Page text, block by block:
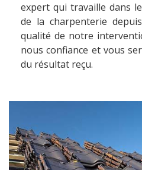
expert qui travaille dans
de la charpenterie
qualité de notre
nous confiance et vous
du résultat reçu.